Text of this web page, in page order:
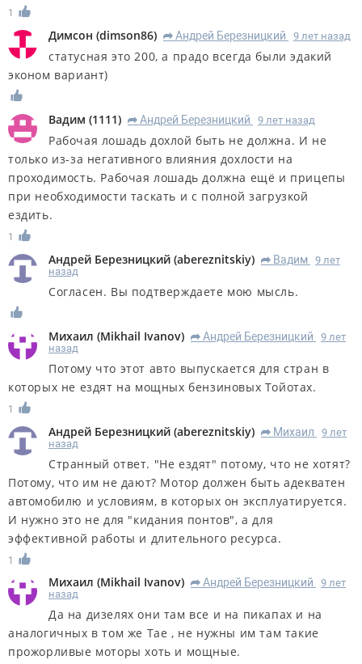
1
Димсон (dimson86) R Андрей Березницкий 9 лет назад
статусная это 200, а прадо всегда были эдакий
эконом вариант)
Вадим (1111) R Андрей Березницкий 9 лет назад
Рабочая лошадь дохлой быть не должна. И не
только из-за негативного влияния дохлости на
проходимость. Рабочая лошадь должна ещё и прицепы
при необходимости таскать и с полной загрузкой
ездить.
1
Андрей Березницкий (abereznitskiy) R Вадим 9 лет
назад
Согласен. Вы подтверждаете мою мысль.
Михаил (Mikhail Ivanov) R Андрей Березницкий
9 лет
назад
Потому что этот авто выпускается для стран в
которых не ездят на мощных бензиновых Тойотах.
1
Андрей Березницкий (abereznitskiy) R Михаил
9 лет
назад
Странный ответ. "Не ездят" потому, что не хотят?
Потому, что им не дают? Мотор должен быть адекватен
автомобилю и условиям, в которых он эксплуатируется.
И нужно это не для "кидания понтов", а для
эффективной работы и длительного ресурса.
1
Михаил (Mikhail Ivanov) R Андрей Березницкий
9 лет
назад
Да на дизелях они там все и на пикапах и на
аналогичных в том же Тае , не нужны им там такие
прожорливые моторы хоть и мощные.